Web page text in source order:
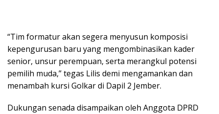
“Tim formatur akan segera menyusun komposisi
kepengurusan baru yang mengombinasikan kader
senior, unsur perempuan, serta merangkul potensi
pemilih muda,” tegas Lilis demi mengamankan dan
menambah kursi Golkar di Dapil 2 Jember.
​Dukungan senada disampaikan oleh Anggota DPRD